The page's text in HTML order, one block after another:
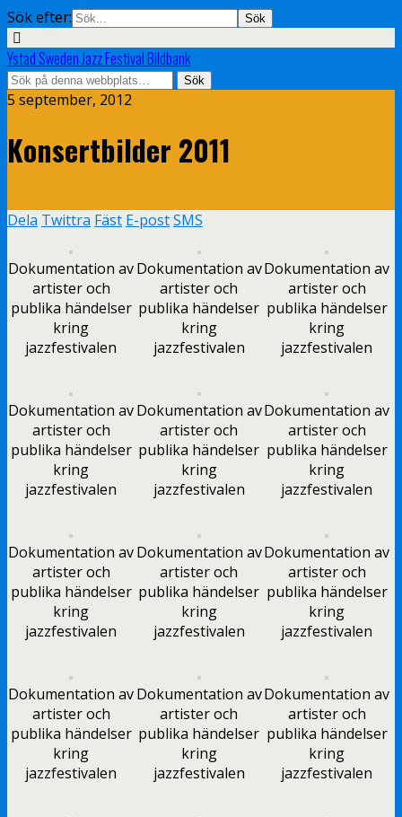
Sök efter:
Ystad Sweden Jazz Festival Bildbank
5 september, 2012
Konsertbilder 2011
Dela Twittra Fäst E-postSMS
Dokumentation av
artister och
publika händelser
kring
jazzfestivalen
Dokumentation av
artister och
publika händelser
kring
jazzfestivalen
Dokumentation av
artister och
publika händelser
kring
jazzfestivalen
Dokumentation av
artister och
publika händelser
kring
jazzfestivalen
Dokumentation av
artister och
publika händelser
kring
jazzfestivalen
Dokumentation av
artister och
publika händelser
kring
jazzfestivalen
Dokumentation av
artister och
publika händelser
kring
jazzfestivalen
Dokumentation av
artister och
publika händelser
kring
jazzfestivalen
Dokumentation av
artister och
publika händelser
kring
jazzfestivalen
Dokumentation av
artister och
publika händelser
kring
jazzfestivalen
Dokumentation av
artister och
publika händelser
kring
jazzfestivalen
Dokumentation av
artister och
publika händelser
kring
jazzfestivalen